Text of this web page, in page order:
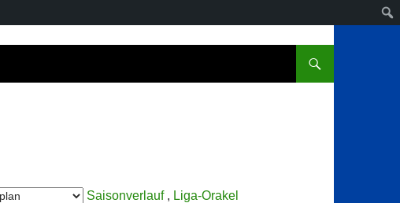
Saisonverlauf, Liga-Orakel